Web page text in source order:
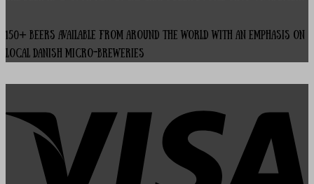
150+ beers available from around the world with an emphasis on
local Danish micro-breweries